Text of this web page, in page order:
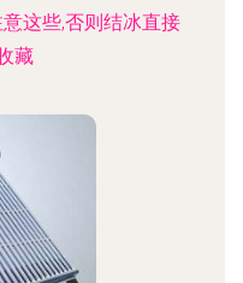
这些,否则结冰直接
藏